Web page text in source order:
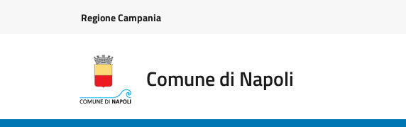
Regione Campania
Comune di Napoli